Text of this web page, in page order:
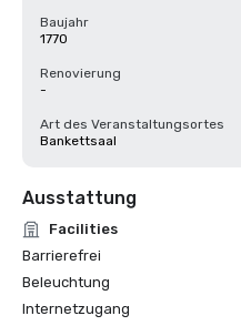
Baujahr
1770
Renovierung
-
Art des Veranstaltungsortes
Bankettsaal
Ausstattung
Facilities
Barrierefrei
Beleuchtung
Internetzugang